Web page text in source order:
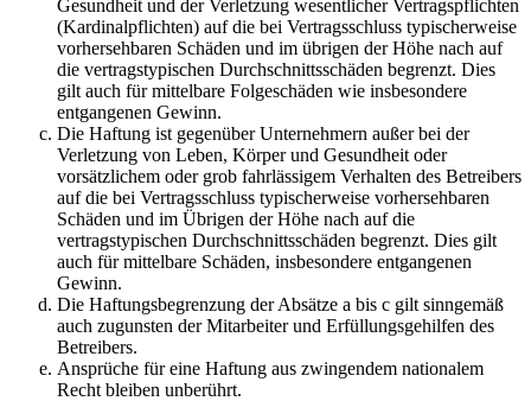
Gesundheit und der Verletzung wesentlicher Vertragspflichten
(Kardinalpflichten) auf die bei Vertragsschluss typischerweise
vorhersehbaren Schäden und im übrigen der Höhe nach auf
die vertragstypischen Durchschnittsschäden begrenzt. Dies
gilt auch für mittelbare Folgeschäden wie insbesondere
entgangenen Gewinn.
Die Haftung ist gegenüber Unternehmern außer bei der
Verletzung von Leben, Körper und Gesundheit oder
vorsätzlichem oder grob fahrlässigem Verhalten des Betreibers
auf die bei Vertragsschluss typischerweise vorhersehbaren
Schäden und im Übrigen der Höhe nach auf die
vertragstypischen Durchschnittsschäden begrenzt. Dies gilt
auch für mittelbare Schäden, insbesondere entgangenen
Gewinn.
Die Haftungsbegrenzung der Absätze a bis c gilt sinngemäß
auch zugunsten der Mitarbeiter und Erfüllungsgehilfen des
Betreibers.
Ansprüche für eine Haftung aus zwingendem nationalem
Recht bleiben unberührt.